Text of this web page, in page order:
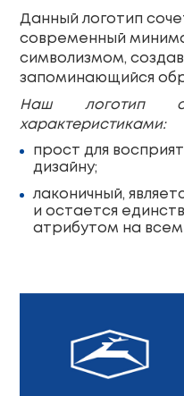
Данный логотип
современный
символизмом,
запоминающийся
Наш логотип
характеристиками:
прост для
дизайну;
лаконичный,
и остается
атрибутом на всем